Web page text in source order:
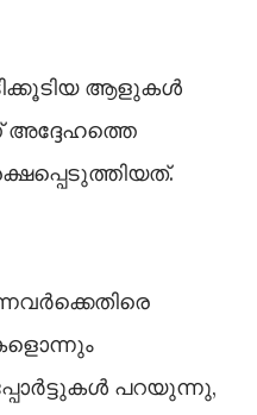
ആളുകൾ
അദ്ദേഹത്തെ
പറയുന്നു,